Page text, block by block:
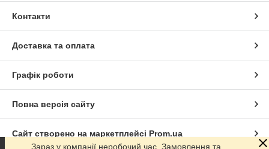
Контакти
Доставка та оплата
Графік роботи
Повна версія сайту
Сайт створено на маркетплейсі Prom.ua
Зараз у компанії неробочий час. Замовлення та